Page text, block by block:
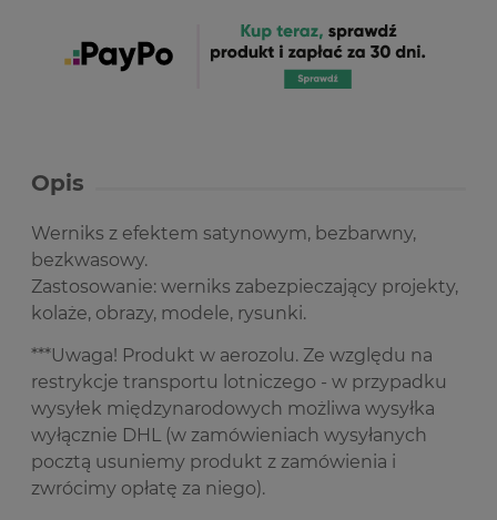
Opis
Werniks z efektem satynowym, bezbarwny,
bezkwasowy.
Zastosowanie: werniks zabezpieczający projekty,
kolaże, obrazy, modele, rysunki.
***Uwaga! Produkt w aerozolu. Ze względu na
restrykcje transportu lotniczego - w przypadku
wysyłek międzynarodowych możliwa wysyłka
wyłącznie DHL (w zamówieniach wysyłanych
pocztą usuniemy produkt z zamówienia i
zwrócimy opłatę za niego).